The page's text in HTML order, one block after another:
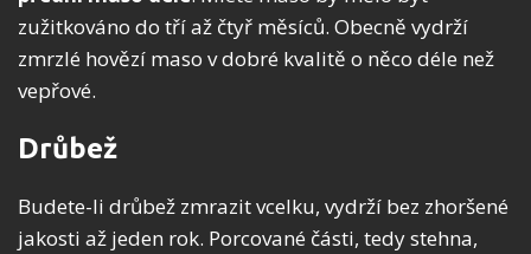
zužitkováno do tří až čtyř měsíců. Obecně vydrží
zmrzlé hovězí maso v dobré kvalitě o něco déle než
vepřové.
Drůbež
Budete-li drůbež zmrazit vcelku, vydrží bez zhoršené
jakosti až jeden rok. Porcované části, tedy stehna,